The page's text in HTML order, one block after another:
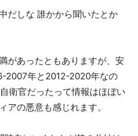
だしな 誰かから聞いたとか
があったともありますが、安
2007年と2012-2020年なの
衛官だったって情報はほぼい
アの悪意も感じれます。